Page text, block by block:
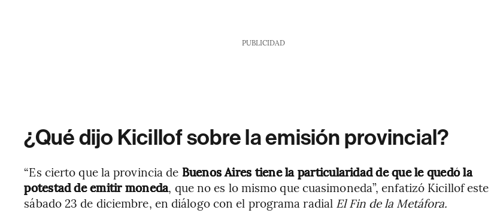
PUBLICIDAD
¿Qué dijo Kicillof sobre la emisión provincial?
“Es cierto que la provincia de Buenos Aires tiene la particularidad de que le quedó la
potestad de emitir moneda, que no es lo mismo que cuasimoneda”, enfatizó Kicillof este
sábado 23 de diciembre, en diálogo con el programa radial El Fin de la Metáfora.